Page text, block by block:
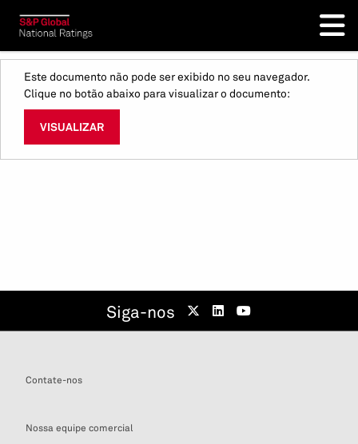
Este documento não pode ser exibido no seu navegador.
Clique no botão abaixo para visualizar o documento:
VISUALIZAR
Siga-nos
Contate-nos
Nossa equipe comercial